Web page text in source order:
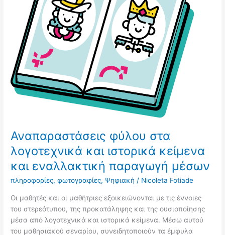
Αναπαραστάσεις φύλου στα
λογοτεχνικά και ιστορικά κείμενα
και εναλλακτική παραγωγή μέσων
πληροφορίες,φωτογραφίες, Ψηφιακή / Nicoleta Fotiade
Οι μαθητές και οι μαθήτριες εξοικειώνονται με τις έννοιες
του στερεότυπου, της προκατάληψης και της ουσιοποίησης
μέσα από λογοτεχνικά και ιστορικά κείμενα. Μέσω αυτού
του μαθησιακού σεναρίου, συνειδητοποιούν τα έμφυλα
λογοτεχνικά
ιστορικά
κείμενα
και
εναλλακτική
παραγωγή
μέσων